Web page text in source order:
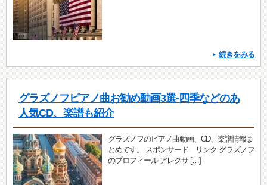
続きをみる
グラズノフピアノ曲お勧め動画3選-四季などのあ
人気CD、楽譜も紹介
グラズノフのピアノ曲動画、CD、楽譜情報ま
とめです。 スポンサード リンク グラズノフ
のプロフィール アレクサ […]